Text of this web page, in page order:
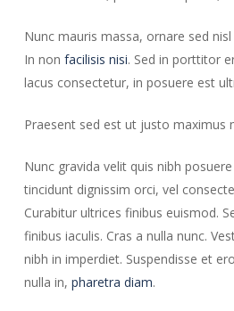
Nunc mauris massa, ornare sed
In non facilisis nisi. Sed in porttitor
lacus consectetur, in posuere est
Praesent sed est ut justo maximus
Nunc gravida velit quis nibh
tincidunt dignissim orci, vel
Curabitur ultrices finibus euismod.
finibus iaculis. Cras a nulla nunc.
nibh in imperdiet. Suspendisse et
nulla in, pharetra diam.